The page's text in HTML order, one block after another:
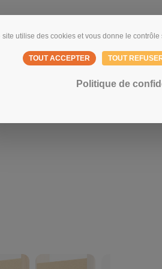
site utilise des cookies et vous donne le
TOUT ACCEPTER TOUT
Politique de